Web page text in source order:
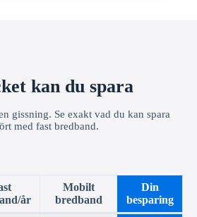
kan du spara
gissning. Se exakt vad du kan spara
med fast bredband.
år
Mobilt
bredband
Din
besparing